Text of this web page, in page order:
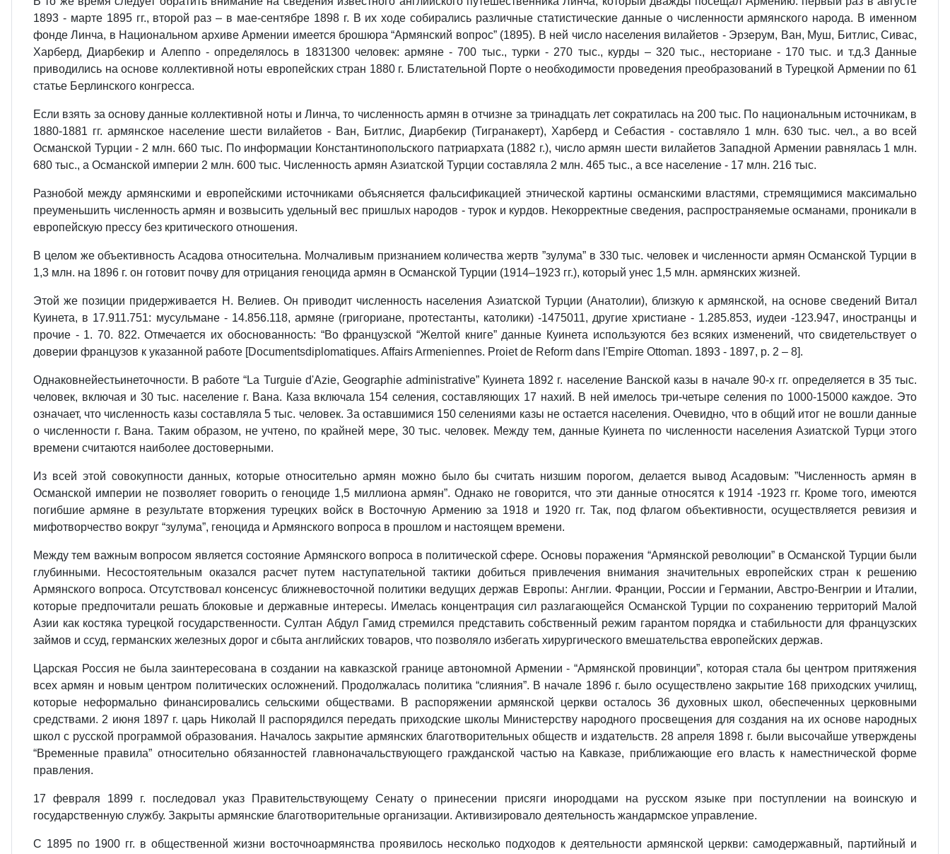
1893 - марте 1895 гг., второй раз – в мае-сентябре 1898 г. В их ходе собирались различные статистические данные о численности армянского народа. В именном
фонде Линча, в Национальном архиве Армении имеется брошюра “Армянский вопрос” (1895). В ней число населения вилайетов - Эрзерум, Ван, Муш, Битлис, Сивас,
Харберд, Диарбекир и Алеппо - определялось в 1831300 человек: армяне - 700 тыс., турки - 270 тыс., курды – 320 тыс., несториане - 170 тыс. и т.д.3 Данные
приводились на основе коллективной ноты европейских стран 1880 г. Блистательной Порте о необходимости проведения преобразований в Турецкой Армении по 61
статье Берлинского конгресса.
Если взять за основу данные коллективной ноты и Линча, то численность армян в отчизне за тринадцать лет сократилась на 200 тыс. По национальным источникам, в
1880-1881 гг. армянское население шести вилайетов - Ван, Битлис, Диарбекир (Тигранакерт), Харберд и Себастия - составляло 1 млн. 630 тыс. чел., а во всей
Османской Турции - 2 млн. 660 тыс. По информации Константинопольского патриархата (1882 г.), число армян шести вилайетов Западной Армении равнялась 1 млн.
680 тыс., а Османской империи 2 млн. 600 тыс. Численность армян Азиатской Турции составляла 2 млн. 465 тыс., а все население - 17 млн. 216 тыс.
Разнобой между армянскими и европейскими источниками объясняется фальсификацией этнической картины османскими властями, стремящимися максимально
преуменьшить численность армян и возвысить удельный вес пришлых народов - турок и курдов. Некорректные сведения, распространяемые османами, проникали в
европейскую прессу без критического отношения.
В целом же объективность Асадова относительна. Молчаливым признанием количества жертв ”зулума” в 330 тыс. человек и численности армян Османской Турции в
1,3 млн. на 1896 г. он готовит почву для отрицания геноцида армян в Османской Турции (1914–1923 гг.), который унес 1,5 млн. армянских жизней.
Этой же позиции придерживается Н. Велиев. Он приводит численность населения Азиатской Турции (Анатолии), близкую к армянской, на основе сведений Витал
Куинета, в 17.911.751: мусульмане - 14.856.118, армяне (григориане, протестанты, католики) -1475011, другие христиане - 1.285.853, иудеи -123.947, иностранцы и
прочие - 1. 70. 822. Отмечается их обоснованность: “Во французской “Желтой книге” данные Куинета используются без всяких изменений, что свидетельствует о
доверии французов к указанной работе [Documentsdiplomatiques. Affairs Armeniennes. Proiet de Reform dans l'Empire Ottoman. 1893 - 1897, p. 2 – 8].
Однаковнейестьинеточности. В работе “La Turguie d'Azie, Geographie administrative” Куинета 1892 г. население Ванской казы в начале 90-х гг. определяется в 35 тыс.
человек, включая и 30 тыс. население г. Вана. Каза включала 154 селения, составляющих 17 нахий. В ней имелось три-четыре селения по 1000-15000 каждое. Это
означает, что численность казы составляла 5 тыс. человек. За оставшимися 150 селениями казы не остается населения. Очевидно, что в общий итог не вошли данные
о численности г. Вана. Таким образом, не учтено, по крайней мере, 30 тыс. человек. Между тем, данные Куинета по численности населения Азиатской Турци этого
времени считаются наиболее достоверными.
Из всей этой совокупности данных, которые относительно армян можно было бы считать низшим порогом, делается вывод Асадовым: ”Численность армян в
Османской империи не позволяет говорить о геноциде 1,5 миллиона армян”. Однако не говорится, что эти данные относятся к 1914 -1923 гг. Кроме того, имеются
погибшие армяне в результате вторжения турецких войск в Восточную Армению за 1918 и 1920 гг. Так, под флагом объективности, осуществляется ревизия и
мифотворчество вокруг “зулума”, геноцида и Армянского вопроса в прошлом и настоящем времени.
Между тем важным вопросом является состояние Армянского вопроса в политической сфере. Основы поражения “Армянской революции” в Османской Турции были
глубинными. Несостоятельным оказался расчет путем наступательной тактики добиться привлечения внимания значительных европейских стран к решению
Армянского вопроса. Отсутствовал консенсус ближневосточной политики ведущих держав Европы: Англии. Франции, России и Германии, Австро-Венгрии и Италии,
которые предпочитали решать блоковые и державные интересы. Имелась концентрация сил разлагающейся Османской Турции по сохранению территорий Малой
Азии как костяка турецкой государственности. Султан Абдул Гамид стремился представить собственный режим гарантом порядка и стабильности для французских
займов и ссуд, германских железных дорог и сбыта английских товаров, что позволяло избегать хирургического вмешательства европейских держав.
Царская Россия не была заинтересована в создании на кавказской границе автономной Армении - “Армянской провинции”, которая стала бы центром притяжения
всех армян и новым центром политических осложнений. Продолжалась политика “слияния”. В начале 1896 г. было осуществлено закрытие 168 приходских училищ,
которые неформально финансировались сельскими обществами. В распоряжении армянской церкви осталось 36 духовных школ, обеспеченных церковными
средствами. 2 июня 1897 г. царь Николай II распорядился передать приходские школы Министерству народного просвещения для создания на их основе народных
школ с русской программой образования. Началось закрытие армянских благотворительных обществ и издательств. 28 апреля 1898 г. были высочайше утверждены
“Временные правила” относительно обязанностей главноначальствующего гражданской частью на Кавказе, приближающие его власть к наместнической форме
правления.
17 февраля 1899 г. последовал указ Правительствующему Сенату о принесении присяги инородцами на русском языке при поступлении на воинскую и
государственную службу. Закрыты армянские благотворительные организации. Активизировало деятельность жандармское управление.
С 1895 по 1900 гг. в общественной жизни восточноармянства проявилось несколько подходов к деятельности армянской церкви: самодержавный, партийный и